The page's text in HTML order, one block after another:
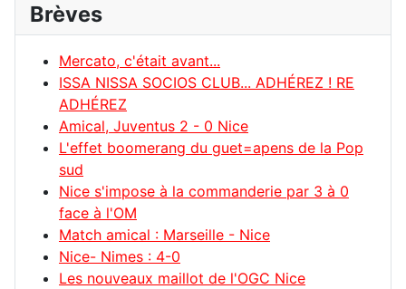
Brèves
Mercato, c'était avant...
ISSA NISSA SOCIOS CLUB... ADHÉREZ ! RE
ADHÉREZ
Amical, Juventus 2 - 0 Nice
L'effet boomerang du guet=apens de la Pop
sud
Nice s'impose à la commanderie par 3 à 0
face à l'OM
Match amical : Marseille - Nice
Nice- Nimes : 4-0
Les nouveaux maillot de l'OGC Nice